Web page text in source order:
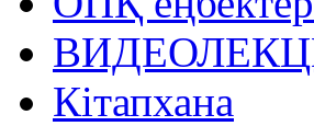
Кітапхана